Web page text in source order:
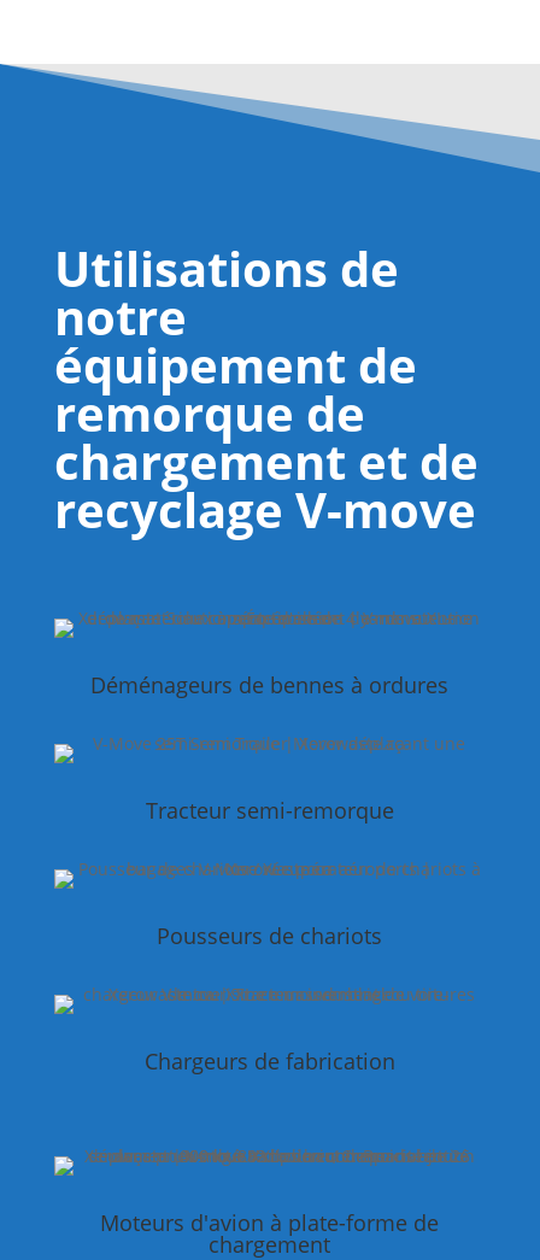
Utilisations de
notre
équipement de
remorque de
chargement et de
recyclage V-move
Déménageurs de bennes à ordures
Tracteur semi-remorque
Pousseurs de chariots
Chargeurs de fabrication
Moteurs d'avion à plate-forme de
chargement